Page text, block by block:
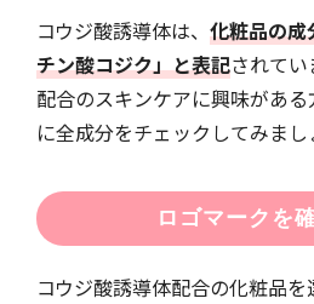
コウジ酸誘導体は、 化粧品の成
チン酸コジク」と表記されて
配合のスキンケアに興味があ
に全成分をチェックしてみまし
ロゴマークを
コウジ酸誘導体配合の化粧品